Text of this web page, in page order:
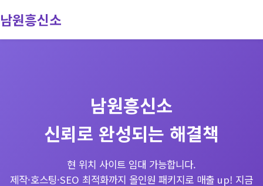
남원흥신소
진행과정
남원흥신소
신뢰로 완성되는 해결책
현 위치 사이트 임대 가능합니다.
제작·호스팅·SEO 최적화까지 올인원 패키지로 매출 up! 지금